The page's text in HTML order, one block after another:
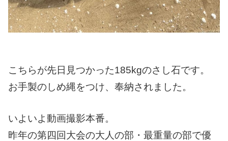
こちらが先日見つかった185kgのさし石です。
お手製のしめ縄をつけ、奉納されました。
いよいよ動画撮影本番。
昨年の第四回大会の大人の部・最重量の部で優